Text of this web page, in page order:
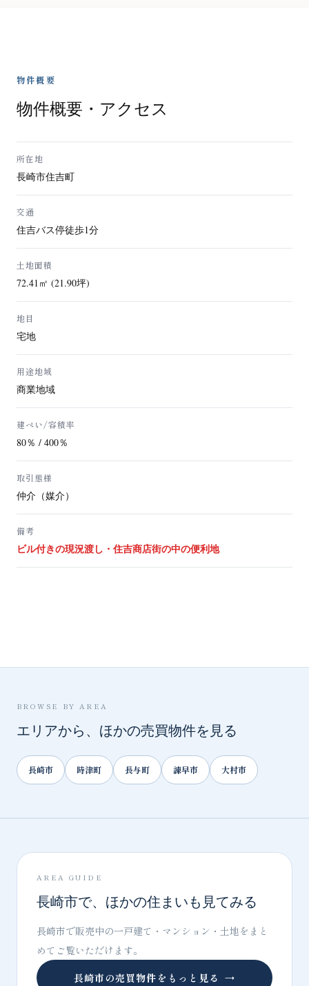
物件概要
物件概要・アクセス
所在地
長崎市住吉町
交通
住吉バス停徒歩1分
土地面積
72.41㎡ (21.90坪)
地目
宅地
用途地域
商業地域
建ぺい/容積率
80％ / 400％
取引態様
仲介（媒介）
備考
ビル付きの現況渡し・住吉商店街の中の便利地
BROWSE BY AREA
エリアから、ほかの売買物件を見る
長崎市 時津町 長与町 諫早市 大村市
AREA GUIDE
長崎市で、ほかの住まいも見てみる
長崎市で販売中の一戸建て・マンション・土地をまと
めてご覧いただけます。
長崎市の売買物件をもっと見る →